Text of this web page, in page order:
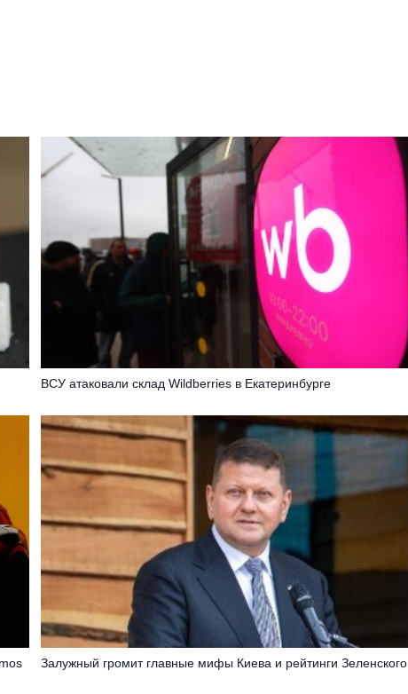
ВСУ атаковали склад Wildberries в Екатеринбурге
Залужный громит главные мифы Киева и рейтинги Зеленского